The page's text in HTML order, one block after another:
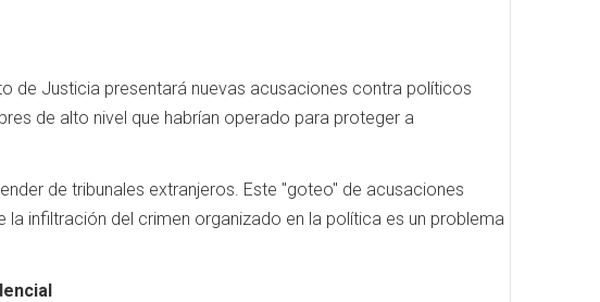
de Justicia presentará nuevas acusaciones contra políticos
de alto nivel que habrían operado para proteger a
de tribunales extranjeros. Este "goteo" de acusaciones
infiltración del crimen organizado en la política es un problema